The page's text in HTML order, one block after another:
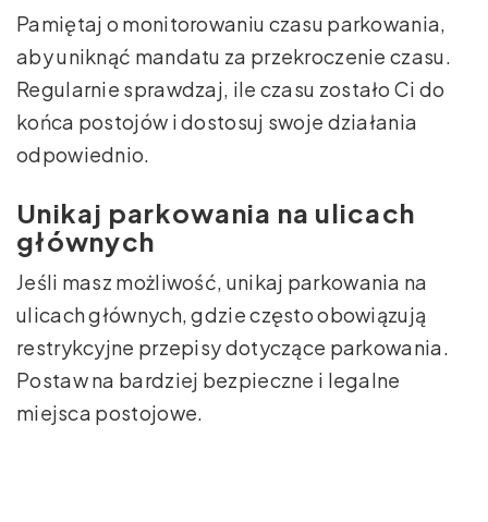
Pamiętaj o monitorowaniu czasu parkowania,
aby uniknąć mandatu za przekroczenie czasu.
Regularnie sprawdzaj, ile czasu zostało Ci do
końca postojów i dostosuj swoje działania
odpowiednio.
Unikaj parkowania na ulicach
głównych
Jeśli masz możliwość, unikaj parkowania na
ulicach głównych, gdzie często obowiązują
restrykcyjne przepisy dotyczące parkowania.
Postaw na bardziej bezpieczne i legalne
miejsca postojowe.